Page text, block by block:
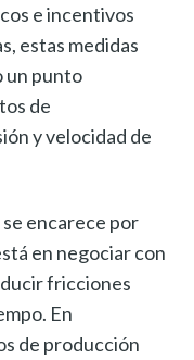
e incentivos
estas medidas
un punto
de
y velocidad de
encarece por
en negociar con
fricciones
En
de producción